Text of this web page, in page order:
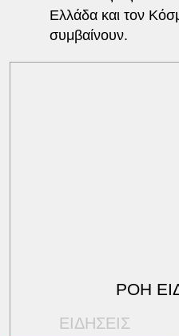
Ελλάδα και τον
συμβαίνουν.
ΡΟΗ
ΕΙΔΗΣΕΙΣ